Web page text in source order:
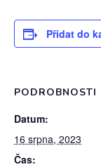
Přidat do
PODROBNOSTI
Datum:
16 srpna, 2023
Čas: